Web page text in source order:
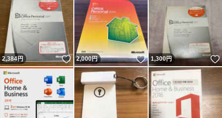
2,384円 いいね！
2,000円 いいね！
1,300円